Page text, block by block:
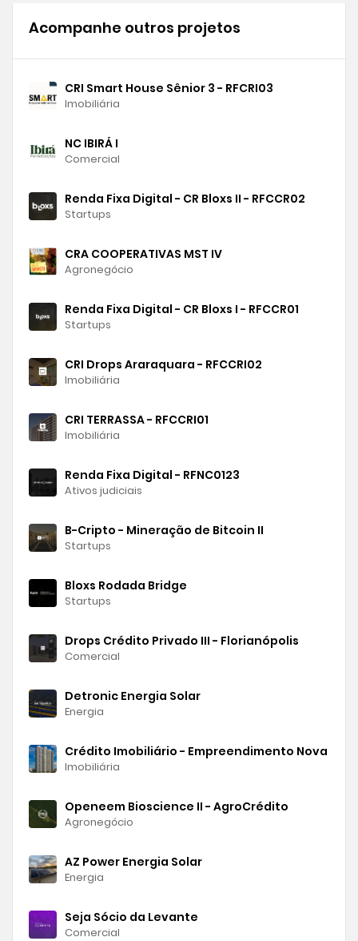
Acompanhe outros projetos
CRI Smart House Sênior 3 - RFCRI03
Imobiliária
NC IBIRÁ I
Comercial
Renda Fixa Digital - CR Bloxs II - RFCCR02
Startups
CRA COOPERATIVAS MST IV
Agronegócio
Renda Fixa Digital - CR Bloxs I - RFCCR01
Startups
CRI Drops Araraquara - RFCCRI02
Imobiliária
CRI TERRASSA - RFCCRI01
Imobiliária
Renda Fixa Digital - RFNC0123
Ativos judiciais
B-Cripto - Mineração de Bitcoin II
Startups
Bloxs Rodada Bridge
Startups
Drops Crédito Privado III - Florianópolis
Comercial
Detronic Energia Solar
Energia
Crédito Imobiliário - Empreendimento Nova
Imobiliária
Openeem Bioscience II - AgroCrédito
Agronegócio
AZ Power Energia Solar
Energia
Seja Sócio da Levante
Comercial